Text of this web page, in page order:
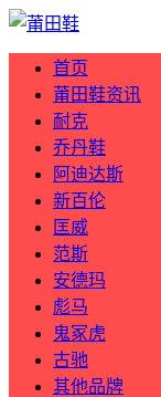
首页
莆田鞋资讯
耐克
乔丹鞋
阿迪达斯
新百伦
匡威
范斯
安德玛
彪马
鬼冢虎
古驰
其他品牌